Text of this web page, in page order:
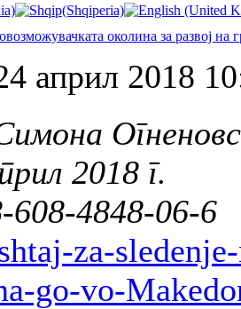
околина за развој
април 2018
2018 г.
608-4848-06-6
za-
go-vo-